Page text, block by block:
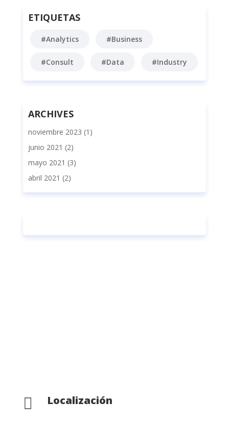
ETIQUETAS
#Analytics #Business
#Consult #Data #Industry
ARCHIVES
noviembre 2023 (1)
junio 2021 (2)
mayo 2021 (3)
abril 2021 (2)
 Localización